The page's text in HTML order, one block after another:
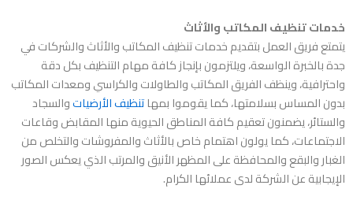
خدمات تنظيف المكاتب والأثاث
يتمتع فريق العمل بتقديم خدمات تنظيف المكاتب والأثاث والشركات في
جدة بالخبرة الواسعة، ويلتزمون بإنجاز كافة مهام التنظيف بكل دقة
واحترافية، وينظف الفريق المكاتب والطاولات والكراسي ومعدات المكاتب
بدون المساس بسلامتها، كما يقوموا بمهاتنظيف الأرضياتوالسجاد
والستائر، يضمنون تعقيم كافة المناطق الحيوية منها المقابض وقاعات
الاجتماعات، كما يولون اهتمام خاص بالأثاث والمفروشات والتخلص من
الغبار والبقع والمحافظة على المظهر الأنيق والمرتب الذي يعكس الصور
الإيجابية عن الشركة لدى عملائها الكرام.